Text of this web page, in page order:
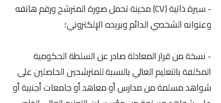
- سيرة ذاتية (CV) محينة تحمل صورة المترشح ورقم هاتفه
وعنوانه الشخصي الدائم وبريده الإلكتروني؛
- نسخة من قرار المعادلة صادر عن السلطة الحكومية
المكلفة بالتعليم العالي بالنسبة للمترشحين الحاصلين على
شواهد مسلمة من مدارس أو معاهد أو جامعات أجنبية أو